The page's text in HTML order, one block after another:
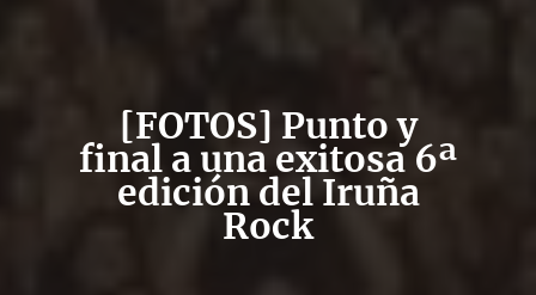
[FOTOS] Punto y
final a una exitosa 6ª
edición del Iruña
Rock